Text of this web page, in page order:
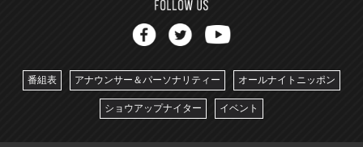
番組表 アナウンサー＆パーソナリティー オールナイトニッポン
ショウアップナイター イベント